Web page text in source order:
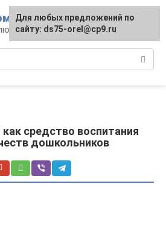
и родителям
средство воспитания
дошкольников
Для любых предложений по
сайту: ds75-orel@cp9.ru